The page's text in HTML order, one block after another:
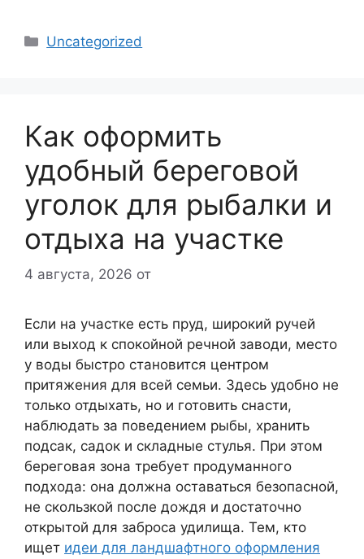
Рубрики
Uncategorized
Как оформить
удобный береговой
уголок для рыбалки и
отдыха на участке
4 августа, 2026 от
Если на участке есть пруд, широкий ручей
или выход к спокойной речной заводи, место
у воды быстро становится центром
притяжения для всей семьи. Здесь удобно не
только отдыхать, но и готовить снасти,
наблюдать за поведением рыбы, хранить
подсак, садок и складные стулья. При этом
береговая зона требует продуманного
подхода: она должна оставаться безопасной,
не скользкой после дождя и достаточно
открытой для заброса удилища. Тем, кто
ищет идеи для ландшафтного оформления